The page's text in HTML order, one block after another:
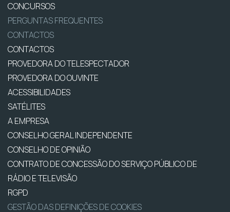
CONCURSOS
PERGUNTAS FREQUENTES
CONTACTOS
CONTACTOS
PROVEDORA DO TELESPECTADOR
PROVEDORA DO OUVINTE
ACESSIBILIDADES
SATÉLITES
A EMPRESA
CONSELHO GERAL INDEPENDENTE
CONSELHO DE OPINIÃO
CONTRATO DE CONCESSÃO DO SERVIÇO PÚBLICO DE
RÁDIO E TELEVISÃO
RGPD
GESTÃO DAS DEFINIÇÕES DE COOKIES